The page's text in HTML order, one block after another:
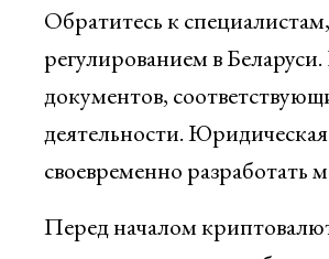
Обратитесь к
регулированием в
документов,
деятельности.
своевременно разработать
Перед началом